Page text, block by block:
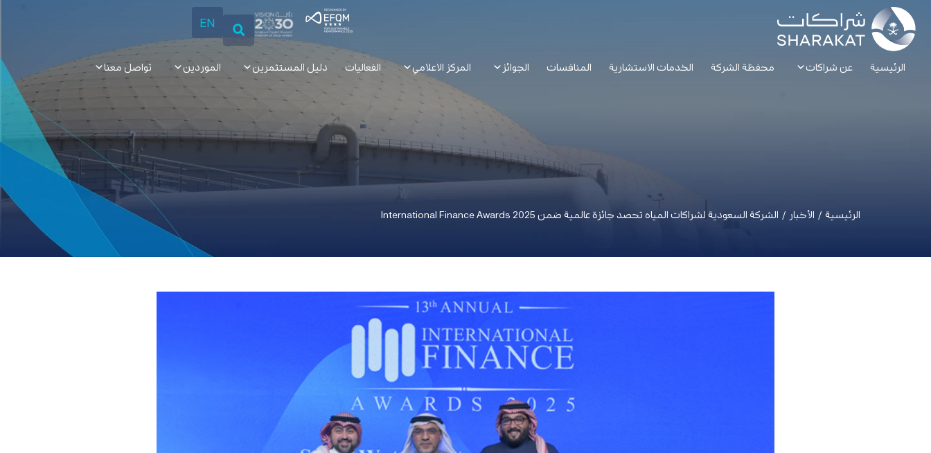
EN
الرئيسية عن شراكات محفظة الشركة الخدمات الاستشارية المنافسات الجوائز المركز الاعلامي الفعاليات دليل المستثمرين الموردين تواصل معنا
الرئيسية / الأخبار / الشركة السعودية لشراكات المياه تحصد جائزة عالمية ضمن International Finance Awards 2025